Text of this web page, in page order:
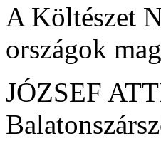
A Költészet
országok
JÓZSEF